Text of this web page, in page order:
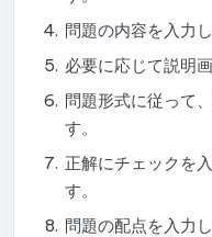
テストの公開停止、
提出詳細の表示とス
問題の内容を入力し
必要に応じて説明
問題形式に従って
す。
正解にチェックを
す。
問題の配点を入力し